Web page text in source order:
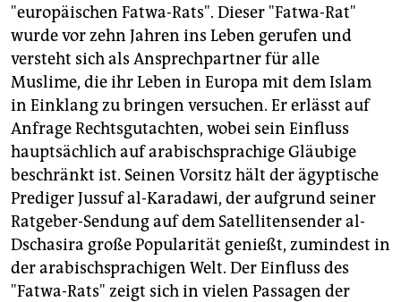
"europäischen Fatwa-Rats". Dieser "Fatwa-Rat"
wurde vor zehn Jahren ins Leben gerufen und
versteht sich als Ansprechpartner für alle
Muslime, die ihr Leben in Europa mit dem Islam
in Einklang zu bringen versuchen. Er erlässt auf
Anfrage Rechtsgutachten, wobei sein Einfluss
hauptsächlich auf arabischsprachige Gläubige
beschränkt ist. Seinen Vorsitz hält der ägyptische
Prediger Jussuf al-Karadawi, der aufgrund seiner
Ratgeber-Sendung auf dem Satellitensender al-
Dschasira große Popularität genießt, zumindest in
der arabischsprachigen Welt. Der Einfluss des
"Fatwa-Rats" zeigt sich in vielen Passagen der